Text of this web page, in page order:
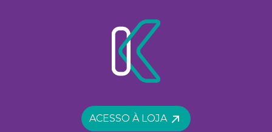
ACESSO À LOJA